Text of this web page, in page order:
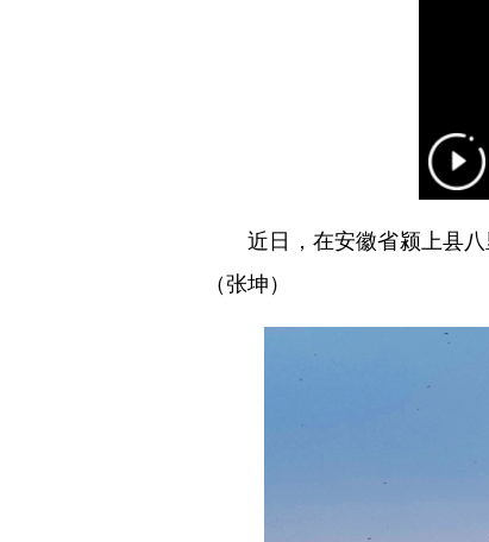
近日，在安徽省颍上县八
（张坤）